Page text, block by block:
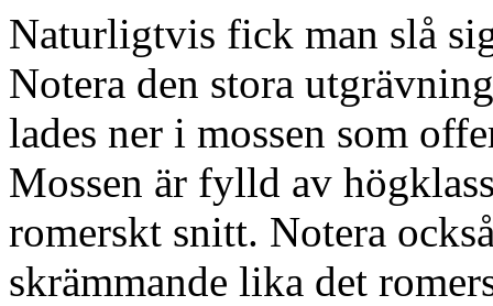
Naturligtvis fick man slå
Notera den stora
lades ner i mossen som
Mossen är fylld av
romerskt snitt. Notera
skrämmande lika det